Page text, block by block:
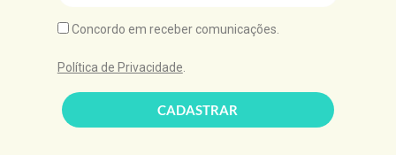
Concordo em receber comunicações.
Política de Privacidade
CADASTRAR